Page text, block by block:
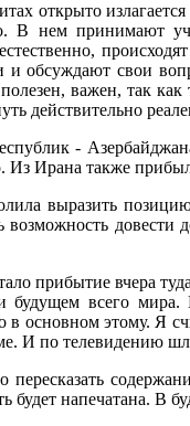
открыто
нем прини­мают
и обсужда­ют свои
важен, так как
действи­тельно
-
Ира­на также
выразить
возможность
прибытие вчера
будущем всего
основном этому. Я
И по те­левидению
будет напечатана.